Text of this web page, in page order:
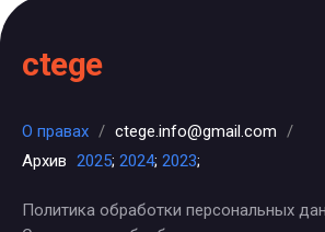
ctege
О правах / ctege.info@gmail.com
/
Архив 2025; 2024; 2023;
Политика обработки персональных